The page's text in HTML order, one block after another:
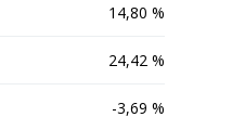
14,80 %
24,42 %
-3,69 %